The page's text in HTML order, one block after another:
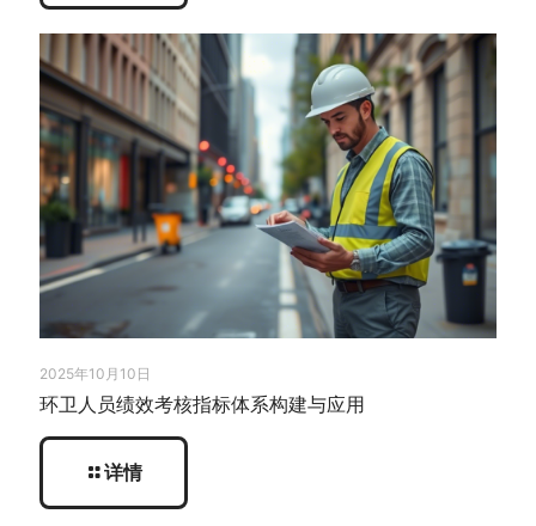
2025年10月10日
环卫人员绩效考核指标体系构建与应用
详情